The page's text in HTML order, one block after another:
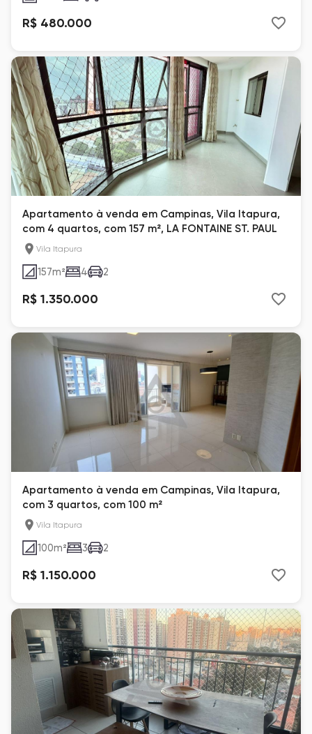
R$ 480.000
Apartamento à venda em Campinas, Vila Itapura,
com 4 quartos, com 157 m², LA FONTAINE ST. PAUL
Vila Itapura
157m² 4 2
R$ 1.350.000
Apartamento à venda em Campinas, Vila Itapura,
com 3 quartos, com 100 m²
Vila Itapura
100m² 3 2
R$ 1.150.000